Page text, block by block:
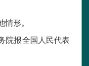
情形。
院报全国人民代表